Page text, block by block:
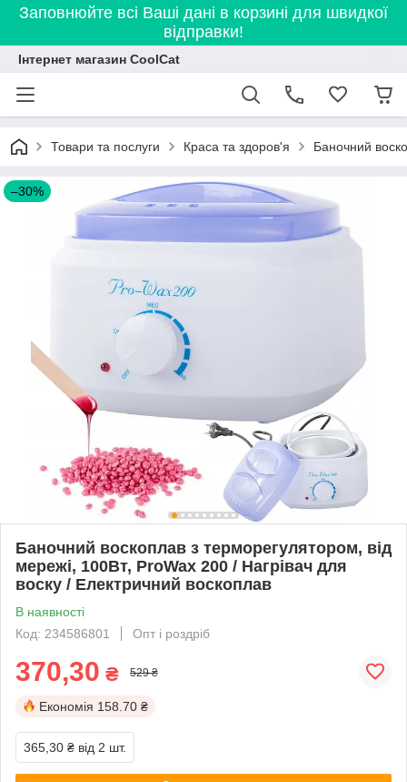
Заповнюйте всі Ваші дані в корзині для швидкої
відправки!
Інтернет магазин CoolCat
Товари та послуги Краса та здоров'я Баночний
–30%
Баночний воскоплав з терморегулятором, від
мережі, 100Вт, ProWax 200 / Нагрівач для
воску / Електричний воскоплав
В наявності
Код: 234586801
Опт і роздріб
370,30 ₴ 529 ₴
Економія 158.70 ₴
365,30 ₴ від 2 шт.